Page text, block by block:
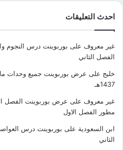
احدث التعليقات
غير معروف على بوربوينت درس النجوم
الفصل الثاني
خليج على عرض بوربوينت جميع وحدات
1437هـ
غير معروف على عرض بوربوينت الفصل
مطور الفصل الاول
ابن السعودية على بوربوينت درس
الثاني